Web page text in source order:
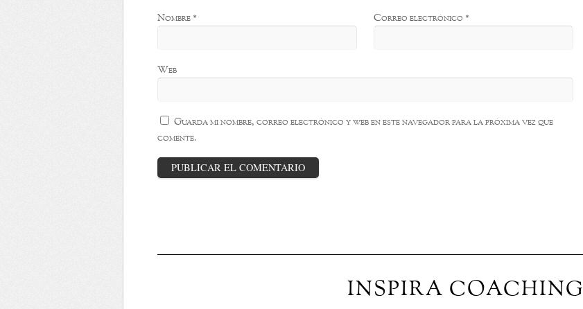
Nombre * Correo electrónico *
Web
Guarda mi nombre, correo electrónico y web en este navegador para la próxima vez que
comente.
INSPIRA COACHING